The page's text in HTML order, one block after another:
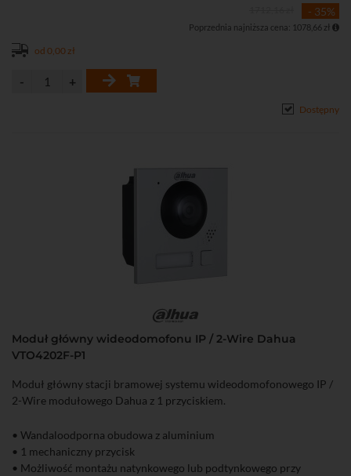
- 35%
Poprzednia najniższa cena: 1078,66 zł
od 0,00 zł
Dostępny
Moduł główny wideodomofonu IP / 2-Wire Dahua
VTO4202F-P1
Moduł główny stacji bramowej systemu wideodomofonowego IP /
2-Wire modułowego Dahua z 1 przyciskiem.
• Wandaloodporna obudowa z aluminium
• 1 mechaniczny przycisk
• Możliwość montażu natynkowego lub podtynkowego przy